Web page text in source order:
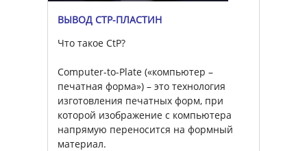
ВЫВОД CTP-ПЛАСТИН
Что такое CtP?
Computer-to-Plate («компьютер –
печатная форма») – это технология
изготовления печатных форм, при
которой изображение с компьютера
напрямую переносится на формный
материал.